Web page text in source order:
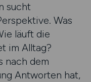
sucht
Was
läuft die
im Alltag?
nach dem
Antworten hat,